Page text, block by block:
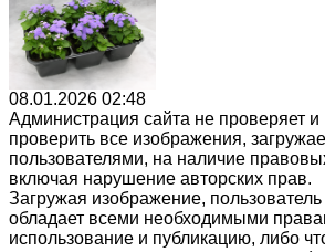
08.01.2026 02:48
Администрация сайта не проверяет
проверить все изображения,
пользователями, на наличие
включая нарушение авторских прав.
Загружая изображение, пользователь
обладает всеми необходимыми
использование и публикацию, либо